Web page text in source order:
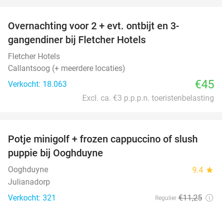
Overnachting voor 2 + evt. ontbijt en 3-
gangendiner bij Fletcher Hotels
Fletcher Hotels
Callantsoog (+ meerdere locaties)
Verkocht: 18.063
€45
Excl. ca. €3 p.p.p.n. toeristenbelasting
47%
Potje minigolf + frozen cappuccino of slush
puppie bij Ooghduyne
Ooghduyne 9.4 star
Julianadorp
Verkocht: 321
Regulier €11,25